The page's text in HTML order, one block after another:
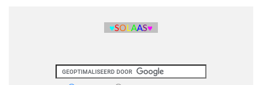
♥SOL AAS♥